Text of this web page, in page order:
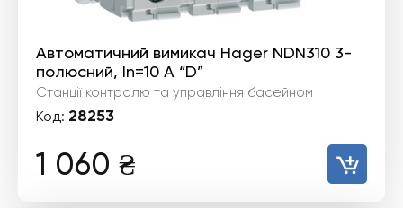
Автоматичний вимикач Hager NDN310 3-
полюсний, In=10 А “D”
Станції контролю та управління басейном
Код: 28253
1 060 ₴